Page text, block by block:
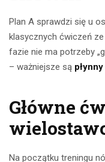
Plan A sprawdzi się u
klasycznych ćwiczeń
fazie nie ma potrzeby
– ważniejsze są
Główne
Na początku treningu